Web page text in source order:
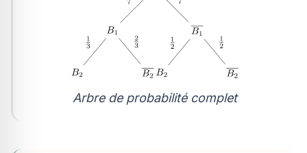
Arbre de probabilité complet